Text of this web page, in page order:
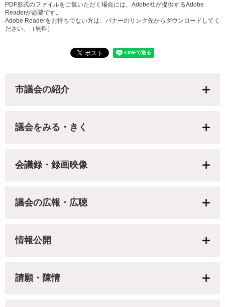
PDF形式のファイルをご覧いただく場合には、Adobe社が提供するAdobe
Readerが必要です。
Adobe Readerをお持ちでない方は、バナーのリンク先からダウンロードしてく
ださい。（無料）
市議会の紹介
議会をみる・きく
会議録・録画映像
議会の広報・広聴
情報公開
請願・陳情